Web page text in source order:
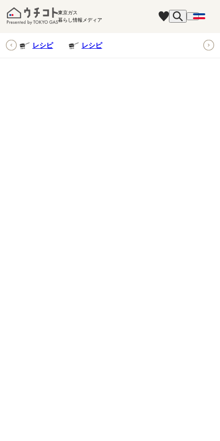
東京ガス
暮らし情報メディア
レシピ レシピ